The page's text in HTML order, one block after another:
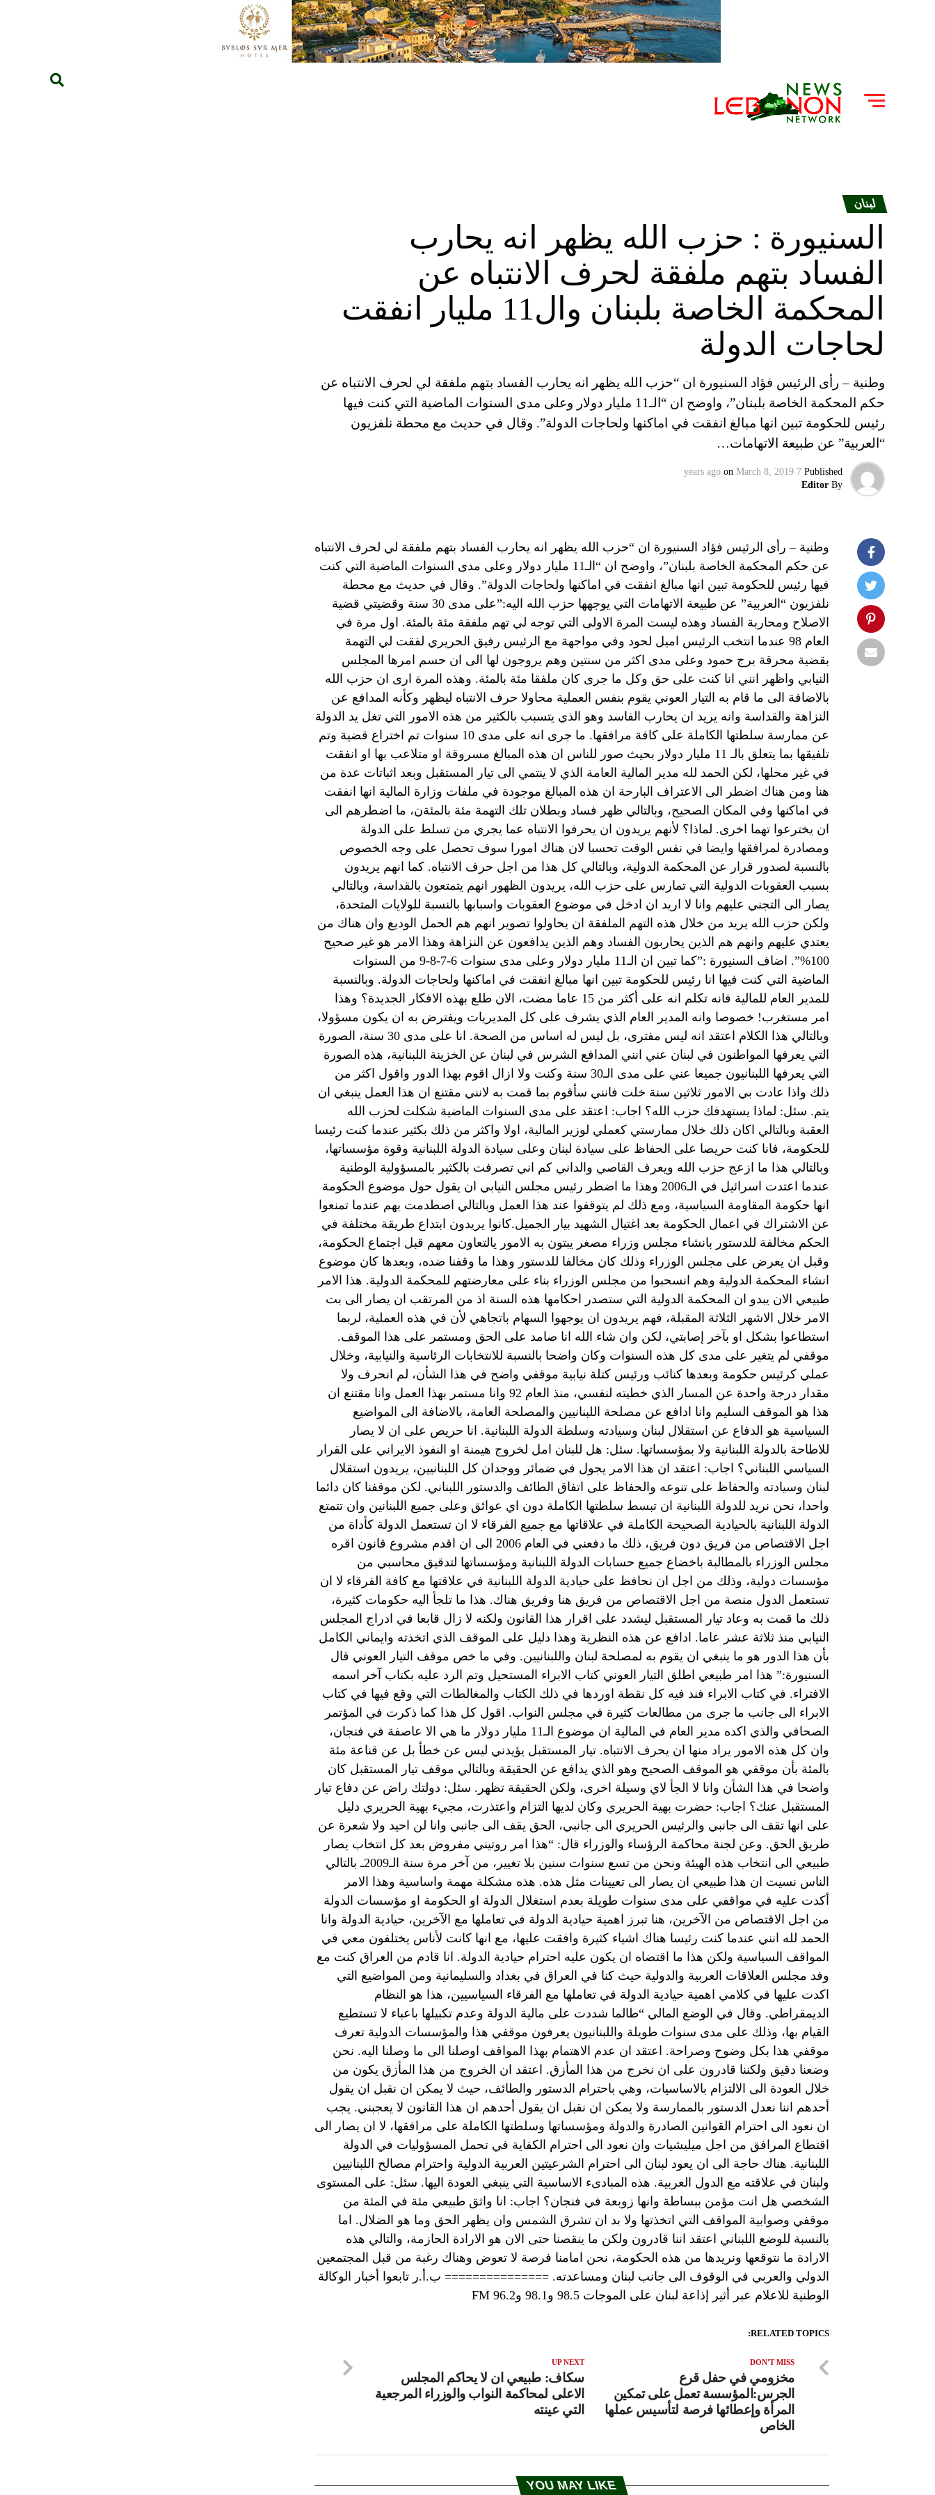
لبنان
السنيورة : حزب الله يظهر انه يحارب
الفساد بتهم ملفقة لحرف الانتباه عن
المحكمة الخاصة بلبنان وال11 مليار انفقت
لحاجات الدولة
وطنية – رأى الرئيس فؤاد السنيورة ان “حزب الله يظهر انه يحارب الفساد بتهم ملفقة لي لحرف الانتباه عن
حكم المحكمة الخاصة بلبنان”، واوضح ان “الـ11 مليار دولار وعلى مدى السنوات الماضية التي كنت فيها
رئيس للحكومة تبين انها مبالغ انفقت في اماكنها ولحاجات الدولة”. وقال في حديث مع محطة نلفزيون
“العربية” عن طبيعة الاتهامات…
Published
7 years ago
on March 8, 2019
By
Editor
وطنية – رأى الرئيس فؤاد السنيورة ان “حزب الله يظهر انه يحارب الفساد بتهم ملفقة لي لحرف الانتباه
عن حكم المحكمة الخاصة بلبنان”، واوضح ان “الـ11 مليار دولار وعلى مدى السنوات الماضية التي كنت
فيها رئيس للحكومة تبين انها مبالغ انفقت في اماكنها ولحاجات الدولة”. وقال في حديث مع محطة
نلفزيون “العربية” عن طبيعة الاتهامات التي يوجهها حزب الله اليه:”على مدى 30 سنة وقضيتي قضية
الاصلاح ومحاربة الفساد وهذه ليست المرة الاولى التي توجه لي تهم ملفقة مئة بالمئة. اول مرة في
العام 98 عندما انتخب الرئيس اميل لحود وفي مواجهة مع الرئيس رفيق الحريري لفقت لي التهمة
بقضية محرقة برج حمود وعلى مدى اكثر من سنتين وهم يروجون لها الى ان حسم امرها المجلس
النيابي واظهر انني انا كنت على حق وكل ما جرى كان ملفقا مئة بالمئة. وهذه المرة ارى ان حزب الله
بالاضافة الى ما قام به التيار العوني يقوم بنفس العملية محاولا حرف الانتباه ليظهر وكأنه المدافع عن
النزاهة والقداسة وانه يريد ان يحارب الفاسد وهو الذي يتسبب بالكثير من هذه الامور التي تغل يد الدولة
عن ممارسة سلطتها الكاملة على كافة مرافقها. ما جرى انه على مدى 10 سنوات تم اختراع قضية وتم
تلفيقها بما يتعلق بالـ 11 مليار دولار بحيث صور للناس ان هذه المبالغ مسروقة او متلاعب بها او انفقت
في غير محلها، لكن الحمد لله مدير المالية العامة الذي لا ينتمي الى تيار المستقبل وبعد اثباتات عدة من
هنا ومن هناك اضطر الى الاعتراف البارحة ان هذه المبالغ موجودة في ملفات وزارة المالية انها انفقت
في اماكنها وفي المكان الصحيح، وبالتالي ظهر فساد وبطلان تلك التهمة مئة بالمئةن، ما اضطرهم الى
ان يخترعوا تهما اخرى. لماذا؟ لأنهم يريدون ان يحرفوا الانتباه عما يجري من تسلط على الدولة
ومصادرة لمرافقها وايضا في نفس الوقت تحسبا لان هناك امورا سوف تحصل على وجه الخصوص
بالنسبة لصدور قرار عن المحكمة الدولية، وبالتالي كل هذا من اجل حرف الانتباه. كما انهم يريدون
بسبب العقوبات الدولية التي تمارس على حزب الله، يريدون الظهور انهم يتمتعون بالقداسة، وبالتالي
يصار الى التجني عليهم وانا لا اريد ان ادخل في موضوع العقوبات واسبابها بالنسبة للولايات المتحدة،
ولكن حزب الله يريد من خلال هذه التهم الملفقة ان يحاولوا تصوير انهم هم الحمل الوديع وان هناك من
يعتدي عليهم وانهم هم الذين يحاربون الفساد وهم الذين يدافعون عن النزاهة وهذا الامر هو غير صحيح
100%”. اضاف السنيورة :”كما تبين ان الـ11 مليار دولار وعلى مدى سنوات 6-7-8-9 من السنوات
الماضية التي كنت فيها انا رئيس للحكومة تبين انها مبالغ انفقت في اماكنها ولحاجات الدولة. وبالنسبة
للمدير العام للمالية فانه تكلم انه على أكثر من 15 عاما مضت، الان طلع بهذه الافكار الجديدة؟ وهذا
امر مستغرب! خصوصا وانه المدير العام الذي يشرف على كل المديريات ويفترض به ان يكون مسؤولا،
وبالتالي هذا الكلام اعتقد انه ليس مفترى، بل ليس له اساس من الصحة. انا على مدى 30 سنة، الصورة
التي يعرفها المواطنون في لبنان عني انني المدافع الشرس في لبنان عن الخزينة اللبنانية، هذه الصورة
التي يعرفها اللبنانيون جميعا عني على مدى الـ30 سنة وكنت ولا ازال اقوم بهذا الدور واقول اكثر من
ذلك واذا عادت بي الامور ثلاثين سنة خلت فانني سأقوم بما قمت به لانني مقتنع ان هذا العمل ينبغي ان
يتم. سئل: لماذا يستهدفك حزب الله؟ اجاب: اعتقد على مدى السنوات الماضية شكلت لحزب الله
العقبة وبالتالي اكان ذلك خلال ممارستي كعملي لوزير المالية، اولا واكثر من ذلك بكثير عندما كنت رئيسا
للحكومة، فانا كنت حريصا على الحفاظ على سيادة لبنان وعلى سيادة الدولة اللبنانية وقوة مؤسساتها،
وبالتالي هذا ما ازعج حزب الله ويعرف القاصي والداني كم اني تصرفت بالكثير بالمسؤولية الوطنية
عندما اعتدت اسرائيل في الـ2006 وهذا ما اضطر رئيس مجلس النيابي ان يقول حول موضوع الحكومة
انها حكومة المقاومة السياسية، ومع ذلك لم يتوقفوا عند هذا العمل وبالتالي اصطدمت بهم عندما تمنعوا
عن الاشتراك في اعمال الحكومة بعد اغتيال الشهيد بيار الجميل.كانوا يريدون ابتداع طريقة مختلفة في
الحكم مخالفة للدستور بانشاء مجلس وزراء مصغر يبتون به الامور يالتعاون معهم قبل اجتماع الحكومة،
وقبل ان يعرض على مجلس الوزراء وذلك كان مخالفا للدستور وهذا ما وقفنا ضده، وبعدها كان موضوع
انشاء المحكمة الدولية وهم انسحبوا من مجلس الوزراء بناء على معارضتهم للمحكمة الدولية. هذا الامر
طبيعي الان يبدو ان المحكمة الدولية التي ستصدر احكامها هذه السنة اذ من المرتقب ان يصار الى بت
الامر خلال الاشهر الثلاثة المقبلة، فهم يريدون ان يوجهوا السهام باتجاهي لأن في هذه العملية، لربما
استطاعوا بشكل او بآخر إصابتي، لكن وان شاء الله انا صامد على الحق ومستمر على هذا الموقف.
موقفي لم يتغير على مدى كل هذه السنوات وكان واضحا بالنسبة للانتخابات الرئاسية والنيابية، وخلال
عملي كرئيس حكومة وبعدها كنائب ورئيس كتلة نيابية موقفي واضح في هذا الشأن، لم انحرف ولا
مقدار درجة واحدة عن المسار الذي خطيته لنفسي، منذ العام 92 وانا مستمر بهذا العمل وانا مقتنع ان
هذا هو الموقف السليم وانا ادافع عن مصلحة اللبنانيين والمصلحة العامة، بالاضافة الى المواضيع
السياسية هو الدفاع عن استقلال لبنان وسيادته وسلطة الدولة اللبنانية. انا حريص على ان لا يصار
للاطاحة بالدولة اللبنانية ولا بمؤسساتها. سئل: هل للبنان امل لخروج هيمنة او النفوذ الايراني على القرار
السياسي اللبناني؟ اجاب: اعتقد ان هذا الامر يجول في ضمائر ووجدان كل اللبنانيين، يريدون استقلال
لبنان وسيادته والحفاظ على تنوعه والحفاظ على اتفاق الطائف والدستور اللبناني. لكن موقفنا كان دائما
واحدا، نحن نريد للدولة اللبنانية ان تبسط سلطتها الكاملة دون اي عوائق وعلى جميع اللبنانين وان تتمتع
الدولة اللبنانية بالحيادية الصحيحة الكاملة في علاقاتها مع جميع الفرقاء لا ان تستعمل الدولة كأداة من
اجل الاقتصاص من فريق دون فريق، ذلك ما دفعني في العام 2006 الى ان اقدم مشروع قانون اقره
مجلس الوزراء بالمطالبة باخضاع جميع حسابات الدولة اللبنانية ومؤسساتها لتدقيق محاسبي من
مؤسسات دولية، وذلك من اجل ان نحافظ على حيادية الدولة اللبنانية في علاقتها مع كافة الفرقاء لا ان
تستعمل الدول منصة من اجل الاقتصاص من فريق هنا وفريق هناك. هذا ما تلجأ اليه حكومات كثيرة،
ذلك ما قمت به وعاد تيار المستقبل ليشدد على اقرار هذا القانون ولكنه لا زال قابعا في ادراج المجلس
النيابي منذ ثلاثة عشر عاما. ادافع عن هذه النظرية وهذا دليل على الموقف الذي اتخذته وايماني الكامل
بأن هذا الدور هو ما ينبغي ان يقوم به لمصلحة لبنان واللبنانيين. وفي ما خص موقف التيار العوني قال
السنيورة:” هذا امر طبيعي اطلق التيار العوني كتاب الابراء المستحيل وتم الرد عليه بكتاب آخر اسمه
الافتراء. في كتاب الابراء فند فيه كل نقطة اوردها في ذلك الكتاب والمغالطات التي وقع فيها في كتاب
الابراء الى جانب ما جرى من مطالعات كثيرة في مجلس النواب. اقول كل هذا كما ذكرت في المؤتمر
الصحافي والذي اكده مدير العام في المالية ان موضوع الـ11 مليار دولار ما هي الا عاصفة في فنجان،
وان كل هذه الامور يراد منها ان يحرف الانتباه. تيار المستقبل يؤيدني ليس عن خطأ بل عن قناعة مئة
بالمئة بأن موقفي هو الموقف الصحيح وهو الذي يدافع عن الحقيقة وبالتالي موقف تيار المستقبل كان
واضحا في هذا الشأن وانا لا الجأ لاي وسيلة اخرى، ولكن الحقيقة تظهر. سئل: دولتك راض عن دفاع تيار
المستقبل عنك؟ اجاب: حضرت بهية الحريري وكان لديها التزام واعتذرت، مجيء بهية الحريري دليل
على انها تقف الى جانبي والرئيس الحريري الى جانبي، الحق يقف الى جانبي وانا لن احيد ولا شعرة عن
طريق الحق. وعن لجنة محاكمة الرؤساء والوزراء قال: “هذا امر روتيني مفروض بعد كل انتخاب يصار
طبيعي الى انتخاب هذه الهيئة ونحن من تسع سنوات سنين بلا تغيير، من آخر مرة سنة الـ2009ـ بالتالي
الناس نسيت ان هذا طبيعي ان يصار الى تعيينات مثل هذه. هذه مشكلة مهمة واساسية وهذا الامر
أكدت عليه في مواقفي على مدى سنوات طويلة بعدم استغلال الدولة او الحكومة او مؤسسات الدولة
من اجل الاقتصاص من الآخرين، هنا تبرز اهمية حيادية الدولة في تعاملها مع الآخرين، حيادية الدولة وانا
الحمد لله انني عندما كنت رئيسا هناك اشياء كثيرة وافقت عليها، مع انها كانت لأناس يختلفون معي في
المواقف السياسية ولكن هذا ما اقتضاه ان يكون عليه احترام حيادية الدولة. انا قادم من العراق كنت مع
وفد مجلس العلاقات العربية والدولية حيث كنا في العراق في بغداد والسليمانية ومن المواضيع التي
اكدت عليها في كلامي اهمية حيادية الدولة في تعاملها مع الفرقاء السياسيين، هذا هو النظام
الديمقراطي. وقال في الوضع المالي “طالما شددت على مالية الدولة وعدم تكبيلها باعباء لا تستطيع
القيام بها، وذلك على مدى سنوات طويلة واللبنانيون يعرفون موقفي هذا والمؤسسات الدولية تعرف
موقفي هذا بكل وضوح وصراحة. اعتقد ان عدم الاهتمام بهذا المواقف اوصلنا الى ما وصلنا اليه. نحن
وضعنا دقيق ولكننا قادرون على ان نخرج من هذا المأزق. اعتقد ان الخروج من هذا المأزق يكون من
خلال العودة الى الالتزام بالاساسيات، وهي باحترام الدستور والطائف، حيث لا يمكن ان نقبل ان يقول
أحدهم اننا نعدل الدستور بالممارسة ولا يمكن ان نقبل ان يقول أحدهم ان هذا القانون لا يعجبني. يجب
ان نعود الى احترام القوانين الصادرة والدولة ومؤسساتها وسلطتها الكاملة على مرافقها، لا ان يصار الى
اقتطاع المرافق من اجل ميليشيات وان نعود الى احترام الكفاية في تحمل المسؤوليات في الدولة
اللبنانية. هناك حاجة الى ان يعود لبنان الى احترام الشرعيتين العربية الدولية واحترام مصالح اللبنانيين
ولبنان في علاقته مع الدول العربية. هذه المبادىء الاساسية التي ينبغي العودة اليها. سئل: على المستوى
الشخصي هل انت مؤمن ببساطة وانها زوبعة في فنجان؟ اجاب: انا واثق طبيعي مئة في المئة من
موقفي وصوابية المواقف التي اتخذتها ولا بد ان تشرق الشمس وان يظهر الحق وما هو الضلال. اما
بالنسبة للوضع اللبناني اعتقد اننا قادرون ولكن ما ينقصنا حتى الان هو الارادة الحازمة، والتالي هذه
الارادة ما نتوقعها ونريدها من هذه الحكومة، نحن امامنا فرصة لا تعوض وهناك رغبة من قبل المجتمعين
الدولي والعربي في الوقوف الى جانب لبنان ومساعدته. =============== ب.أ.ر تابعوا أخبار الوكالة
الوطنية للاعلام عبر أثير إذاعة لبنان على الموجات 98.5 و98.1 و96.2 FM
RELATED TOPICS:
UP NEXT
سكاف: طبيعي ان لا يحاكم المجلس
الاعلى لمحاكمة النواب والوزراء المرجعية
التي عينته
DON'T MISS
مخزومي في حفل قرع
الجرس:المؤسسة تعمل على تمكين
المرأة وإعطائها فرصة لتأسيس عملها
الخاص
YOU MAY LIKE